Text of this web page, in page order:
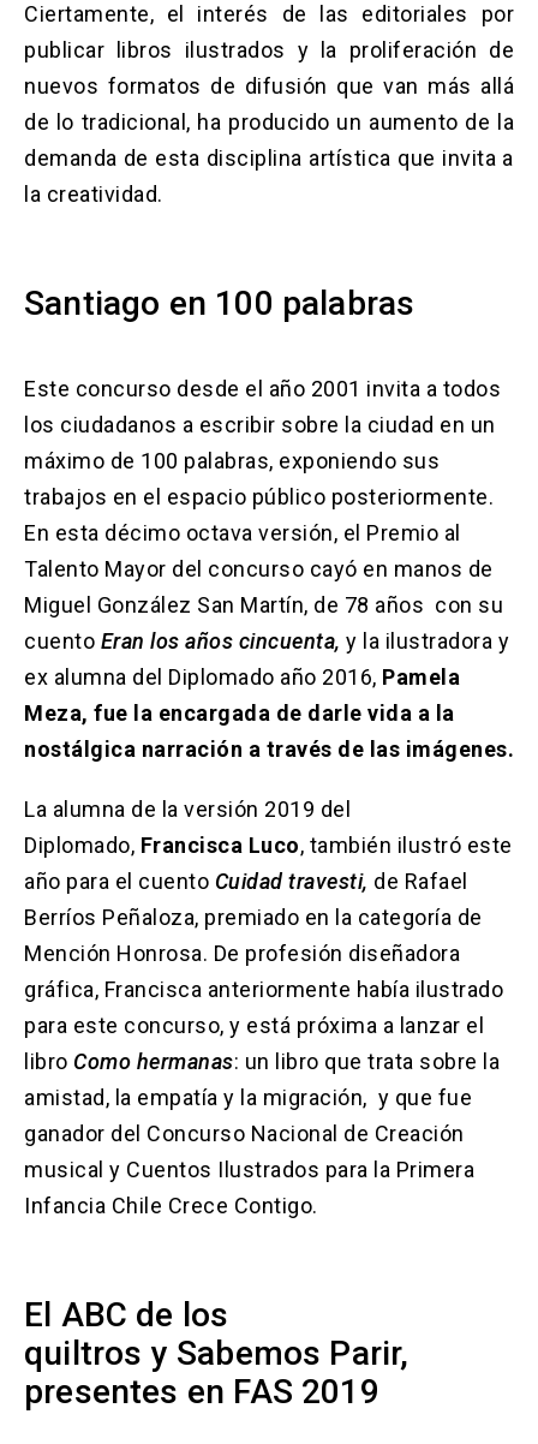
pestaña)
en
una
nueva
pestaña)
Biblioteca
(El
se
abre
una
nueva
pestaña)
Mi Portal UC launch
(El
enlace
se
abre
una
Correo launch
(El
enlace
se
en
Ciertamente, el interés de las editoriales por
publicar libros ilustrados y la proliferación de
nuevos formatos de difusión que van más allá
de lo tradicional, ha producido un aumento de la
demanda de esta disciplina artística que invita a
la creatividad.
Santiago en 100 palabras
Este concurso desde el año 2001 invita a todos
los ciudadanos a escribir sobre la ciudad en un
máximo de 100 palabras, exponiendo sus
trabajos en el espacio público posteriormente.
En esta décimo octava versión, el Premio al
Talento Mayor del concurso cayó en manos de
Miguel González San Martín, de 78 años con su
cuento Eran los años cincuenta, y la ilustradora y
ex alumna del Diplomado año 2016, Pamela
Meza, fue la encargada de darle vida a la
nostálgica narración a través de las imágenes.
La alumna de la versión 2019 del
Diplomado, Francisca Luco, también ilustró este
año para el cuento Cuidad travesti, de Rafael
Berríos Peñaloza, premiado en la categoría de
Mención Honrosa. De profesión diseñadora
gráfica, Francisca anteriormente había ilustrado
para este concurso, y está próxima a lanzar el
libro Como hermanas: un libro que trata sobre la
amistad, la empatía y la migración, y que fue
ganador del Concurso Nacional de Creación
musical y Cuentos Ilustrados para la Primera
Infancia Chile Crece Contigo.
El ABC de los
quiltros y Sabemos Parir,
presentes en FAS 2019